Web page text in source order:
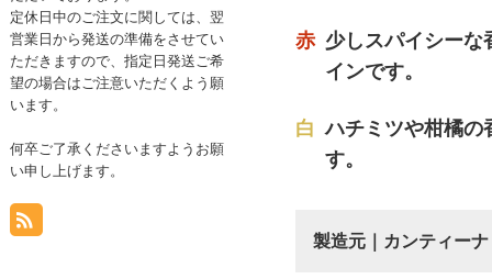
赤 少しスパイシーな
インです。
白 ハチミツや柑橘の
す。
製造元｜カンティー
定休日中のご注文に関しては、翌
営業日から発送の準備をさせてい
ただきますので、指定日発送ご希
望の場合はご注意いただくよう願
います。
何卒ご了承くださいますようお願
い申し上げます。